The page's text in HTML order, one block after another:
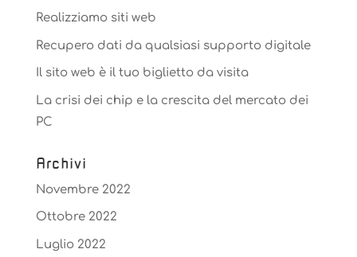
Realizziamo siti web
Recupero dati da qualsiasi supporto digitale
Il sito web è il tuo biglietto da visita
La crisi dei chip e la crescita del mercato dei
PC
Archivi
Novembre 2022
Ottobre 2022
Luglio 2022